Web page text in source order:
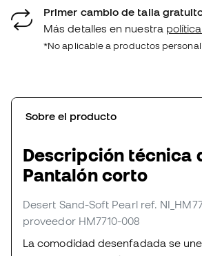
Primer cambio de talla
Más detalles en nuestra
*No aplicable a productos
Sobre el producto
Descripción técnica
Pantalón corto
Desert Sand-Soft Pearl ref.
proveedor HM7710-008
La comodidad desenfadada se